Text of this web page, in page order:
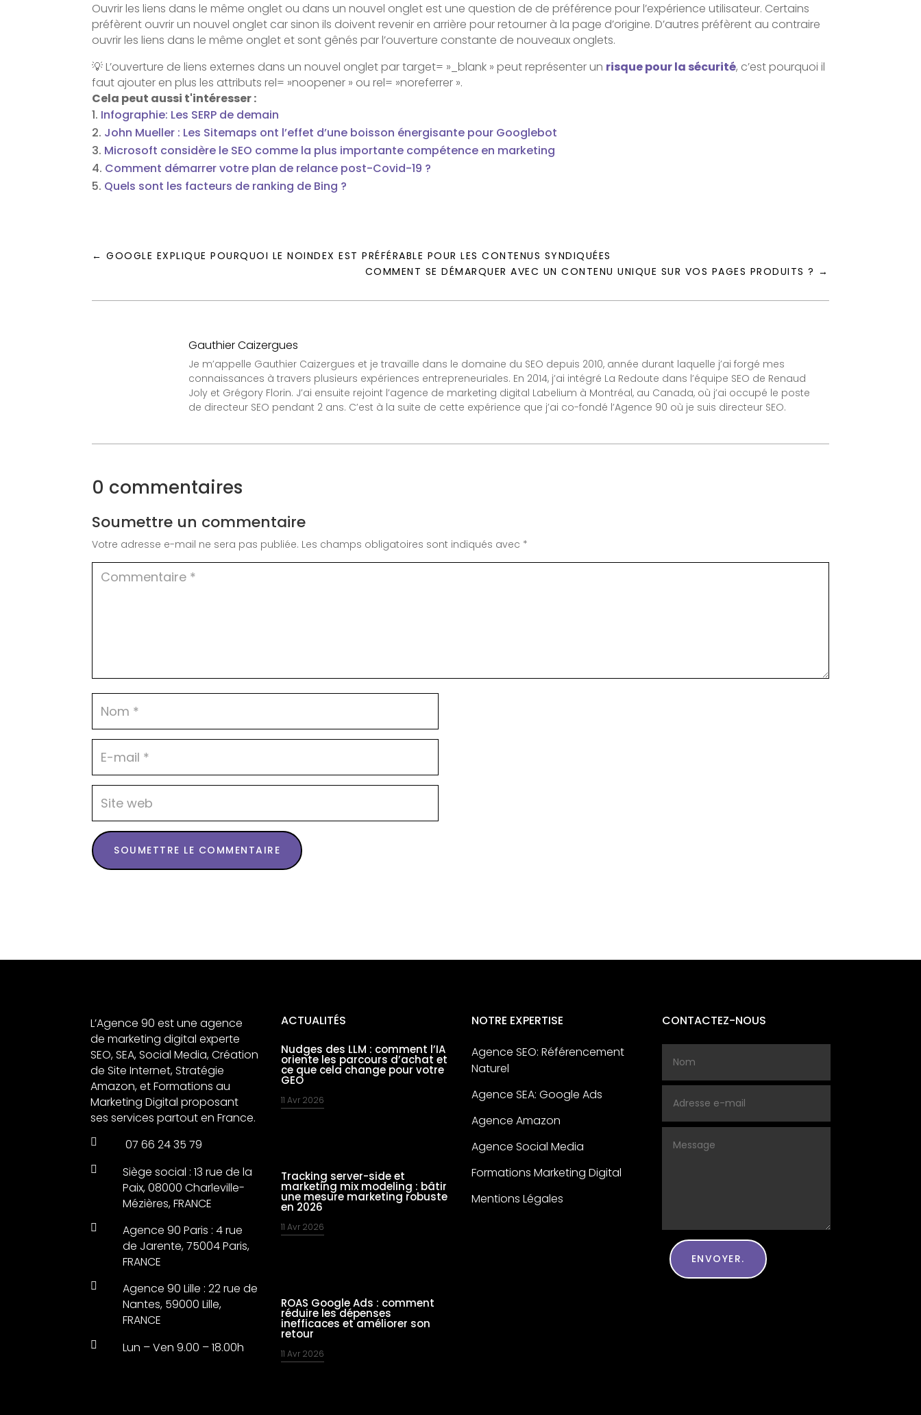
Ouvrir les liens dans le même onglet ou dans un nouvel onglet est une question de de préférence pour l’expérience utilisateur. Certains
préfèrent ouvrir un nouvel onglet car sinon ils doivent revenir en arrière pour retourner à la page d’origine. D’autres préfèrent au contraire
ouvrir les liens dans le même onglet et sont gênés par l’ouverture constante de nouveaux onglets.
💡 L’ouverture de liens externes dans un nouvel onglet par target= »_blank » peut représenter un risque pour la sécurité, c’est pourquoi il
faut ajouter en plus les attributs rel= »noopener » ou rel= »noreferrer ».
Cela peut aussi t'intéresser :
Infographie: Les SERP de demain
John Mueller : Les Sitemaps ont l’effet d’une boisson énergisante pour Googlebot
Microsoft considère le SEO comme la plus importante compétence en marketing
Comment démarrer votre plan de relance post-Covid-19 ?
Quels sont les facteurs de ranking de Bing ?
←GOOGLE EXPLIQUE POURQUOI LE NOINDEX EST PRÉFÉRABLE POUR LES CONTENUS SYNDIQUÉES
COMMENT SE DÉMARQUER AVEC UN CONTENU UNIQUE SUR VOS PAGES PRODUITS ? →
Gauthier Caizergues
Je m’appelle Gauthier Caizergues et je travaille dans le domaine du SEO depuis 2010, année durant laquelle j’ai forgé mes
connaissances à travers plusieurs expériences entrepreneuriales. En 2014, j’ai intégré La Redoute dans l’équipe SEO de Renaud
Joly et Grégory Florin. J’ai ensuite rejoint l’agence de marketing digital Labelium à Montréal, au Canada, où j’ai occupé le poste
de directeur SEO pendant 2 ans. C’est à la suite de cette expérience que j’ai co-fondé l’Agence 90 où je suis directeur SEO.
0 commentaires
Soumettre un commentaire
Votre adresse e-mail ne sera pas publiée. Les champs obligatoires sont indiqués avec *
SOUMETTRE LE COMMENTAIRE
L’Agence 90 est une agence
de marketing digital experte
SEO, SEA, Social Media, Création
de Site Internet, Stratégie
Amazon, et Formations au
Marketing Digital proposant
ses services partout en France.
 07 66 24 35 79

Siège social : 13 rue de la
Paix, 08000 Charleville-
Mézières, FRANCE

Agence 90 Paris : 4 rue
de Jarente, 75004 Paris,
FRANCE

Agence 90 Lille : 22 rue de
Nantes, 59000 Lille,
FRANCE
 Lun – Ven 9.00 – 18.00h
ACTUALITÉS
Nudges des LLM : comment l’IA
oriente les parcours d’achat et
ce que cela change pour votre
GEO
11 Avr 2026
Tracking server-side et
marketing mix modeling : bâtir
une mesure marketing robuste
en 2026
11 Avr 2026
ROAS Google Ads : comment
réduire les dépenses
inefficaces et améliorer son
retour
11 Avr 2026
NOTRE EXPERTISE
Agence SEO: Référencement
Naturel
Agence SEA: Google Ads
Agence Amazon
Agence Social Media
Formations Marketing Digital
Mentions Légales
CONTACTEZ-NOUS
ENVOYER.